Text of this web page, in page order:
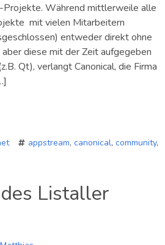
Projekte. Während mittlerweile alle
mit vielen Mitarbeitern
entweder direkt ohne
diese mit der Zeit aufgegeben
Qt), verlangt Canonical, die Firma
appstream, canonical, community,
Listaller